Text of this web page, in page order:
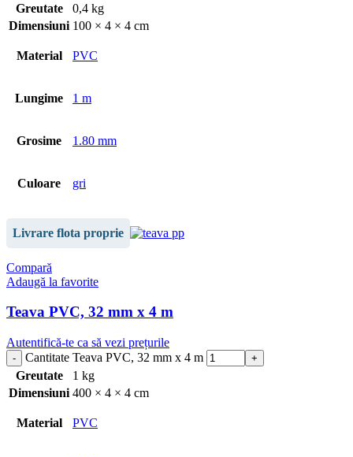
Greutate
0,4 kg
Dimensiuni 100 × 4 × 4 cm
Material PVC
Lungime 1 m
Grosime 1.80 mm
Culoare gri
Livrare flota proprie
Compară
Adaugă la favorite
Teava PVC, 32 mm x 4 m
Autentifică-te ca să vezi prețurile
Cantitate Teava PVC, 32 mm x 4 m
Greutate
1 kg
Dimensiuni 400 × 4 × 4 cm
Material PVC